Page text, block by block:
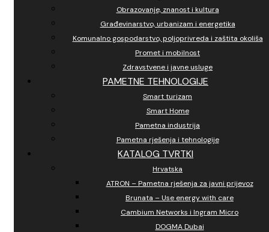
Obrazovanje, znanost i kultura
Građevinarstvo, urbanizam i energetika
Komunalno gospodarstvo, poljoprivreda i zaštita okoliša
Promet i mobilnost
Zdravstvene i javne usluge
PAMETNE TEHNOLOGIJE
Smart turizam
Smart Home
Pametna industrija
Pametna rješenja i tehnologije
KATALOG TVRTKI
Hrvatska
ATRON – Pametna rješenja za javni prijevoz
Brunata – Use energy with care
Cambium Networks i Ingram Micro
DOGMA Dubai